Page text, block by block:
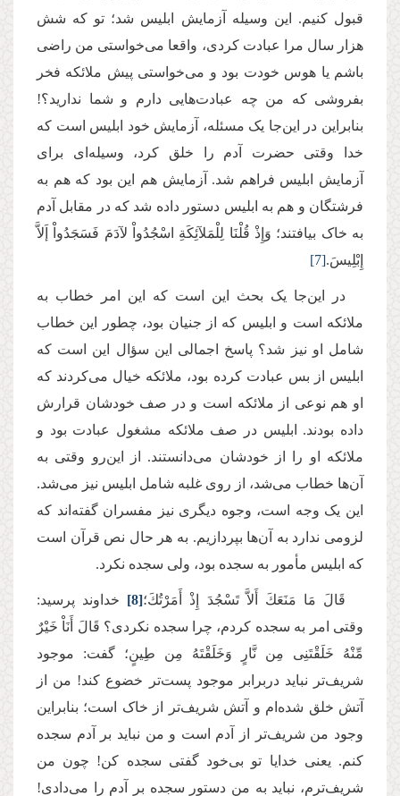
قبول کنیم. این وسیله آزمایش ابلیس شد؛ تو که شش
هزار سال مرا عبادت کردی، واقعا می‌خواستی من راضی
باشم یا هوس خودت بود و می‌خواستی پیش ملائکه فخر
بفروشی که من چه عبادت‌هایی دارم و شما ندارید؟!
بنابراین در این‌جا یک مسئله، آزمایش خود ابلیس است که
خدا وقتی حضرت آدم را خلق کرد، وسیله‌ای برای
آزمایش ابلیس فراهم شد. آزمایش هم این بود که هم به
فرشتگان و هم به ابلیس دستور داده شد که در مقابل آدم
به خاک بیافتند؛ وَإِذْ قُلْنَا لِلْمَلآئِكَةِ اسْجُدُواْ لآدَمَ فَسَجَدُواْ إَلاَّ
إِبْلِیسَ.[7]
در این‌جا یک بحث این است که این امر خطاب به
ملائکه است و ابلیس که از جنیان بود، چطور این خطاب
شامل او نیز شد؟ پاسخ اجمالی این سؤال این است که
ابلیس از بس عبادت کرده بود، ملائکه خیال می‌کردند که
او هم نوعی از ملائکه است و در صف خودشان قرارش
داده بودند. ابلیس در صف ملائکه مشغول عبادت بود و
ملائکه او را از خودشان می‌دانستند. از این‌رو وقتی به
آن‌ها خطاب می‌شد، از روی غلبه شامل ابلیس نیز می‌شد.
این یک وجه است، وجوه دیگری نیز مفسران گفته‌اند که
لزومی ندارد به آن‌ها بپردازیم. به هر حال نص قرآن است
که ابلیس مأمور به سجده بود، ولی سجده نکرد.
قَالَ مَا مَنَعَكَ أَلاَّ تَسْجُدَ إِذْ أَمَرْتُكَ؛[8] خداوند پرسید:
وقتی امر به سجده کردم، چرا سجده نکردی؟ قَالَ أَنَاْ خَیْرٌ
مِّنْهُ خَلَقْتَنِی مِن نَّارٍ وَخَلَقْتَهُ مِن طِینٍ؛ گفت: موجود
شریف‌تر نباید دربرابر موجود پست‌تر خضوع کند! من از
آتش خلق شده‌ام و آتش شریف‌تر از خاک است؛ بنابراین
وجود من شریف‌تر از آدم است و من نباید بر آدم سجده
کنم. یعنی خدایا تو بی‌خود گفتی سجده کن! چون من
شریف‌ترم، نباید به من دستور سجده بر آدم را می‌دادی!